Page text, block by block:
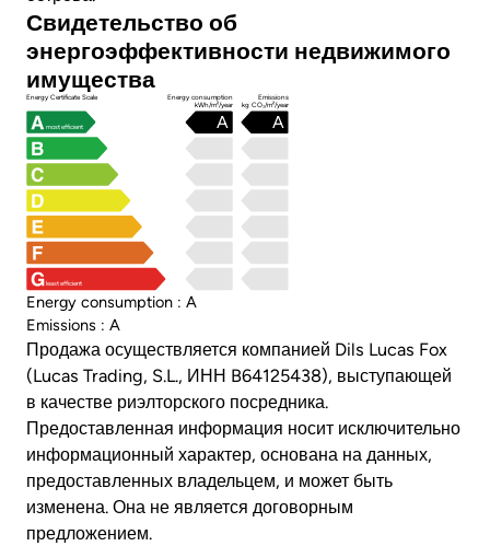
Свидетельство об
энергоэффективности недвижимого
имущества
Energy Certificate Scale
Energy consumption
kWh/m²/year
Emissions
kg CO₂/m²/year
most efficient
least efficient
A
A
Energy consumption : A
Emissions : A
Продажа осуществляется компанией Dils Lucas Fox
(Lucas Trading, S.L., ИНН B64125438), выступающей
в качестве риэлторского посредника.
Предоставленная информация носит исключительно
информационный характер, основана на данных,
предоставленных владельцем, и может быть
изменена. Она не является договорным
предложением.